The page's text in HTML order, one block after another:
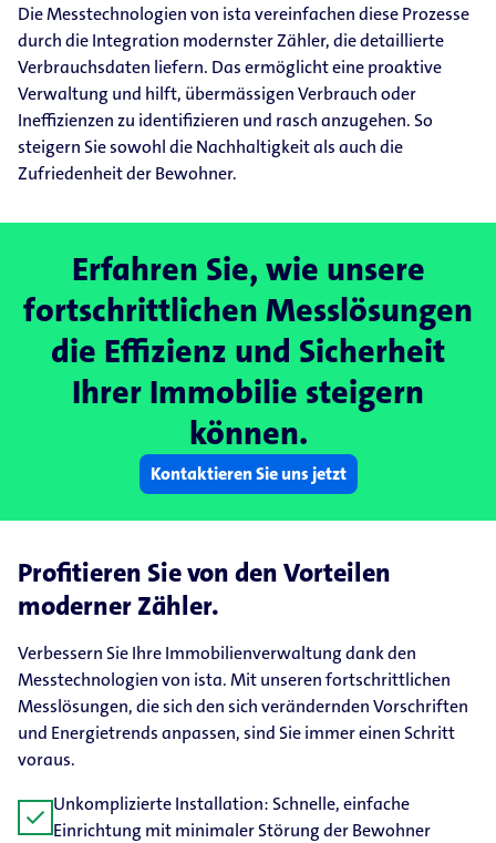
Die Messtechnologien von ista vereinfachen diese Prozesse
durch die Integration modernster Zähler, die detaillierte
Verbrauchsdaten liefern. Das ermöglicht eine proaktive
Verwaltung und hilft, übermässigen Verbrauch oder
Ineffizienzen zu identifizieren und rasch anzugehen. So
steigern Sie sowohl die Nachhaltigkeit als auch die
Zufriedenheit der Bewohner.
Erfahren Sie, wie unsere
fortschrittlichen Messlösungen
die Effizienz und Sicherheit
Ihrer Immobilie steigern
können.
Kontaktieren Sie uns jetzt
Profitieren Sie von den Vorteilen
moderner Zähler.
Verbessern Sie Ihre Immobilienverwaltung dank den
Messtechnologien von ista. Mit unseren fortschrittlichen
Messlösungen, die sich den sich verändernden Vorschriften
und Energietrends anpassen, sind Sie immer einen Schritt
voraus.
check Unkomplizierte Installation: Schnelle, einfache
Einrichtung mit minimaler Störung der Bewohner